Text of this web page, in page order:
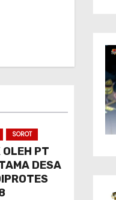
SOROT
PT
DESA